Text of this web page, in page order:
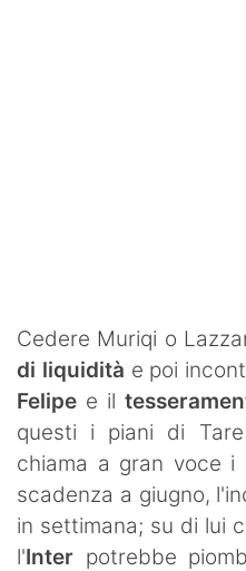
SHOP LAZIO
Contatti
Cedere Muriqi o
di liquidità e poi
Felipe e il
questi i piani di
chiama a gran voce i
scadenza a giugno,
in settimana; su di lui
l'Inter potrebbe